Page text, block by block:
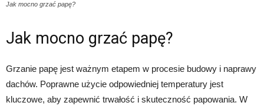
Jak mocno grzać papę?
Jak mocno grzać papę?
Grzanie papę jest ważnym etapem w procesie budowy i naprawy
dachów. Poprawne użycie odpowiedniej temperatury jest
kluczowe, aby zapewnić trwałość i skuteczność papowania. W